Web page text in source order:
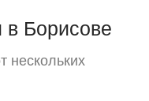
в Борисове
нескольких